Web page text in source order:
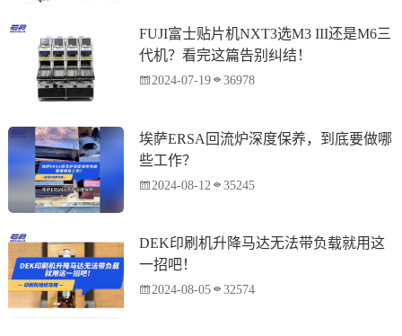
FUJI富士贴片机NXT3选M3 III还是M6三
代机？看完这篇告别纠结！
2024-07-19 36978
埃萨ERSA回流炉深度保养，到底要做哪
些工作？
2024-08-12 35245
DEK印刷机升降马达无法带负载就用这
一招吧！
2024-08-05 32574